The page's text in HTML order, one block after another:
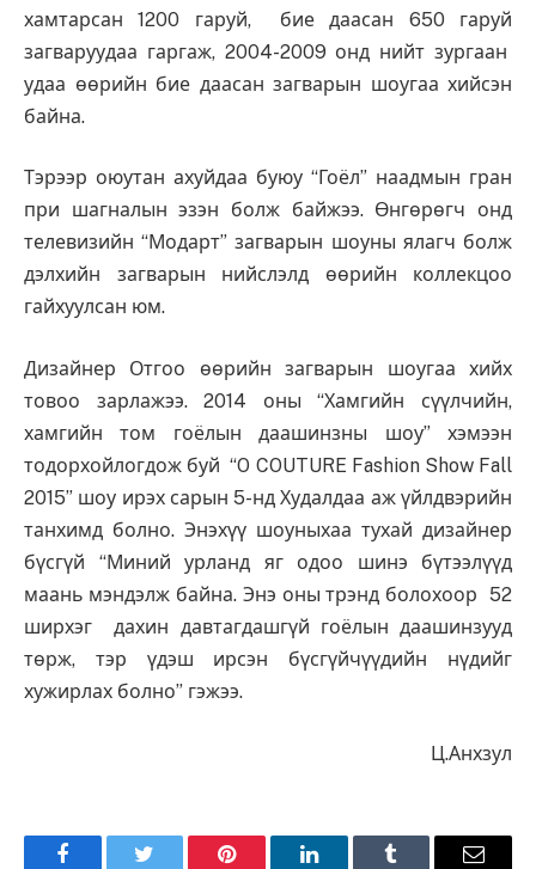
хамтарсан 1200 гаруй, бие даасан 650 гаруй
загваруудаа гаргаж, 2004-2009 онд нийт зургаан
удаа өөрийн бие даасан загварын шоугаа хийсэн
байна.
Тэрээр оюутан ахуйдаа буюу “Гоёл” наадмын гран
при шагналын эзэн болж байжээ. Өнгөрөгч онд
телевизийн “Модарт” загварын шоуны ялагч болж
дэлхийн загварын нийслэлд өөрийн коллекцоо
гайхуулсан юм.
Дизайнер Отгоо өөрийн загварын шоугаа хийх
товоо зарлажээ. 2014 оны “Хамгийн сүүлчийн,
хамгийн том гоёлын даашинзны шоу” хэмээн
тодорхойлогдож буй “O COUTURE Fashion Show Fall
2015” шоу ирэх сарын 5-нд Худалдаа аж үйлдвэрийн
танхимд болно. Энэхүү шоуныхаа тухай дизайнер
бүсгүй “Миний урланд яг одоо шинэ бүтээлүүд
маань мэндэлж байна. Энэ оны трэнд болохоор 52
ширхэг дахин давтагдашгүй гоёлын даашинзууд
төрж, тэр үдэш ирсэн бүсгүйчүүдийн нүдийг
хужирлах болно” гэжээ.
Ц.Анхзул